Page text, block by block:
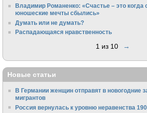
Владимир Романенко: «Счастье – это когда
юношеские мечты сбылись»
Думать или не думать?
Распадающаяся нравственность
1 из 10 →
Новые статьи
В Германии женщин отправят в новогодние
мигрантов
Россия вернулась к уровню неравенства